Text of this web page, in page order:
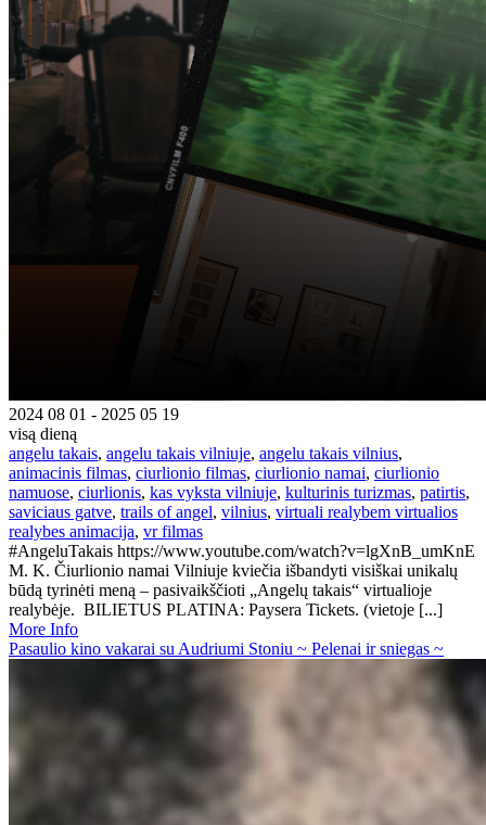
2024 08 01 - 2025 05 19
visą dieną
angelu takais, angelu takais vilniuje, angelu takais vilnius,
animacinis filmas, ciurlionio filmas, ciurlionio namai, ciurlionio
namuose, ciurlionis, kas vyksta vilniuje, kulturinis turizmas, patirtis,
saviciaus gatve, trails of angel, vilnius, virtuali realybem virtualios
realybes animacija, vr filmas
#AngeluTakais https://www.youtube.com/watch?v=lgXnB_umKnE
M. K. Čiurlionio namai Vilniuje kviečia išbandyti visiškai unikalų
būdą tyrinėti meną – pasivaikščioti „Angelų takais“ virtualioje
realybėje. BILIETUS PLATINA: Paysera Tickets. (vietoje [...]
More Info
Pasaulio kino vakarai su Audriumi Stoniu ~ Pelenai ir sniegas ~